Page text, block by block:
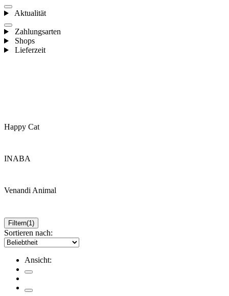
Aktualität
Zahlungsarten
Shops
Lieferzeit
Happy Cat
INABA
Venandi Animal
Filtern(1)
Sortieren nach:
Ansicht: